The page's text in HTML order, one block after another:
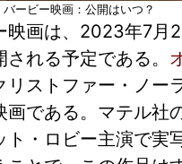
バービー映画：公開はいつ？
映画は、2023年7月
れる予定である。
リストファー・ノー
画である。マテル社
ト・ロビー主演で実